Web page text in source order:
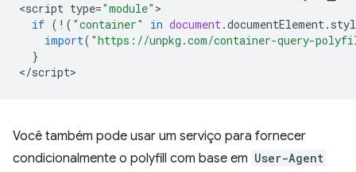
<script type="module"
if ( ! ( "container" in document.documentElement.
import( "https://unpkg.com/container-query-
}
</script
Você também pode usar um serviço para fornecer
condicionalmente o polyfill com base em User-Agent